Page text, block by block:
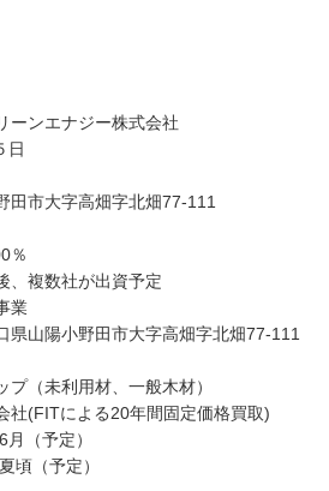
ンエナジー株式会社
日
市大字高畑字北畑77-111
％
が出資予定
業
山陽小野田市大字高畑字北畑77-111
（未利用材、一般木材）
(FITによる20年間固定価格買取)
（予定）
頃（予定）